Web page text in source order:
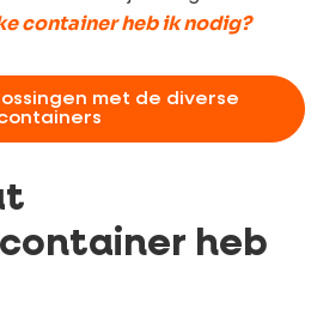
container heb ik nodig?
met de diverse
heb